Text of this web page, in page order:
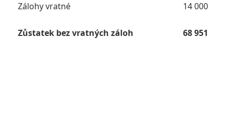
Zálohy vratné
14 000
Zůstatek bez vratných záloh 68 951